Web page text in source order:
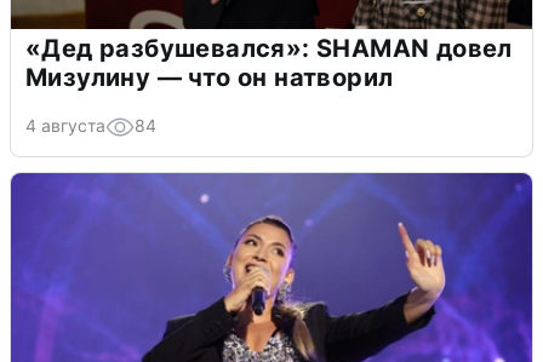
«Дед разбушевался»: SHAMAN довел
Мизулину — что он натворил
4 августа 84